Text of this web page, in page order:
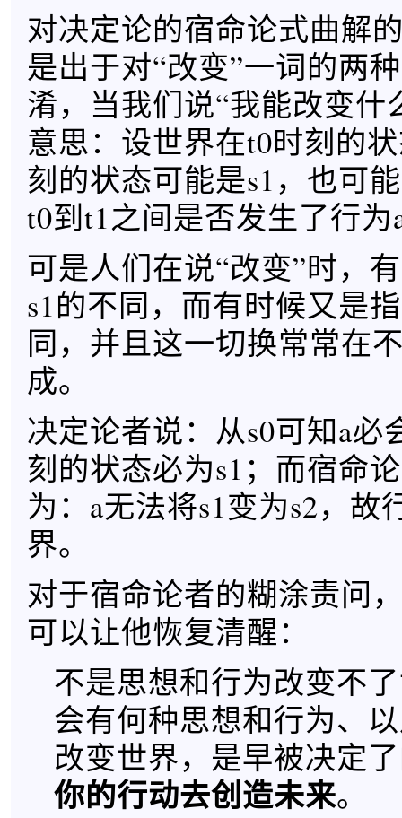
对决定论的宿命论式曲解
是出于对“改变”一词的两
淆，当我们说“我能改变什
意思：设世界在t0时刻的
刻的状态可能是s1，也可
t0到t1之间是否发生了行为
可是人们在说“改变”时，
s1的不同，而有时候又是
同，并且这一切换常常在
成。
决定论者说：从s0可知a必
刻的状态必为s1；而宿命
为：a无法将s1变为s2，故
界。
对于宿命论者的糊涂责问
可以让他恢复清醒：
不是思想和行为改变不
会有何种思想和行为、
改变世界，是早被决定
你的行动去创造未来。